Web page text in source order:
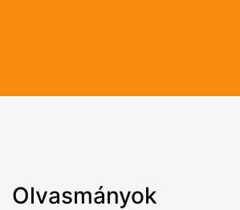
Olvasmányok